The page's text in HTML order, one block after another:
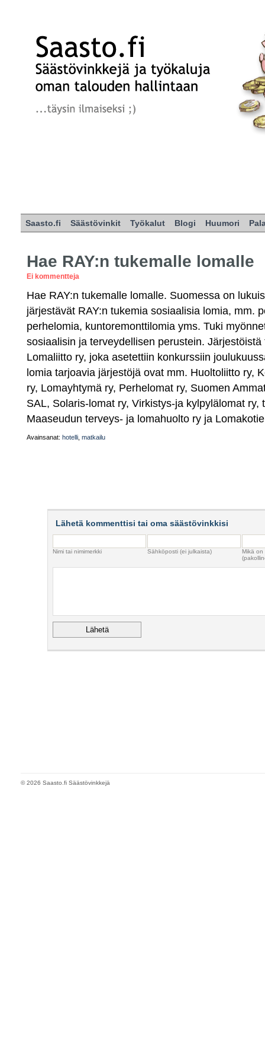
Saasto.fi Säästövinkit Työkalut Blogi Huumori
Hae RAY:n tukemalle lomalle
Ei kommentteja
Hae RAY:n tukemalle lomalle. Suomessa on
järjestävät RAY:n tukemia sosiaalisia lomia, mm.
perhelomia, kuntoremonttilomia yms. Tuki
sosiaalisin ja terveydellisen perustein.
Lomaliitto ry, joka asetettiin konkurssiin
lomia tarjoavia järjestöjä ovat mm. Huoltoliitto ry,
ry, Lomayhtymä ry, Perhelomat ry, Suomen
SAL, Solaris-lomat ry, Virkistys-ja kylpylälomat ry,
Maaseudun terveys- ja lomahuolto ry ja
Avainsanat: hotelli matkailu
Lähetä kommenttisi tai oma säästövinkkisi
Nimi tai nimimerkki Sähköposti (ei julkaista)
Mikä
© 2026 Saasto.fi Säästövinkkejä